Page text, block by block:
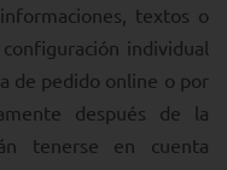
textos o
individual
de pedido online o por
después de la
tenerse en cuenta